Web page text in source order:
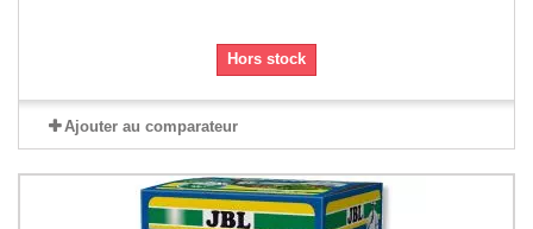
Hors stock
Ajouter au comparateur